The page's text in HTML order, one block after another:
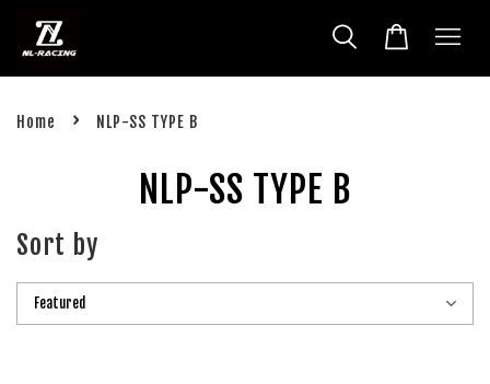
Home › NLP-SS TYPE B
NLP-SS TYPE B
Sort by